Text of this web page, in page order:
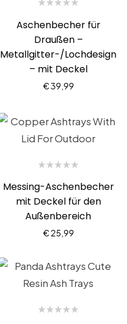
Aschenbecher für
Draußen –
Metallgitter-/Lochdesign
– mit Deckel
€39,99
Messing-Aschenbecher
mit Deckel für den
Außenbereich
€ 25,99